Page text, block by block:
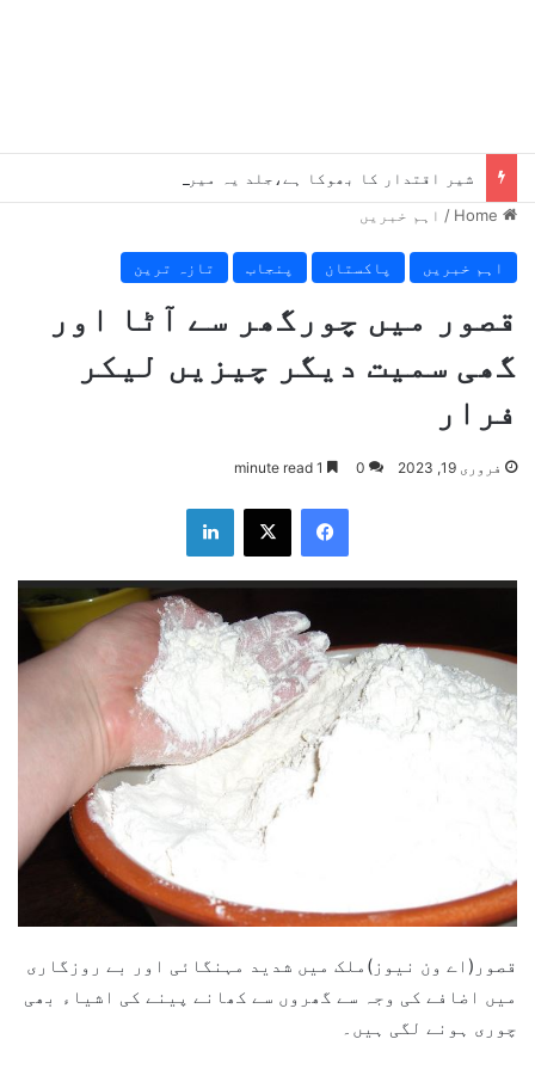
/ اہم خبریں
اہم خبریں پاکستان پنجاب تازہ ترین
قصور میں چورگھر سے آٹا اور
گھی سمیت دیگر چیزیں لیکر
فرار
فروری 19, 2023 0
قصور(اے ون نیوز)ملک میں شدید مہنگائی اور بے روزگاری
میں اضافے کی وجہ سے گھروں سے کھانے پینے کی اشیاء بھی
چوری ہونے لگی ہیں۔